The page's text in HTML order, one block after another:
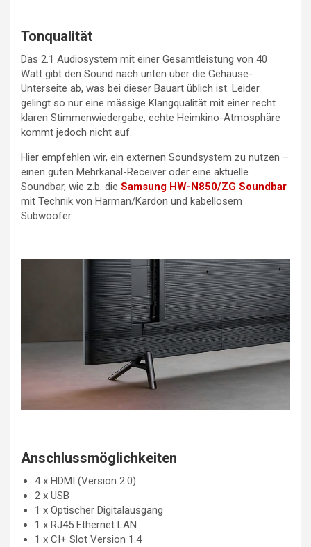
Tonqualität
Das 2.1 Audiosystem mit einer Gesamtleistung von 40
Watt gibt den Sound nach unten über die Gehäuse-
Unterseite ab, was bei dieser Bauart üblich ist. Leider
gelingt so nur eine mässige Klangqualität mit einer recht
klaren Stimmenwiedergabe, echte Heimkino-Atmosphäre
kommt jedoch nicht auf.
Hier empfehlen wir, ein externen Soundsystem zu nutzen –
einen guten Mehrkanal-Receiver oder eine aktuelle
Soundbar, wie z.b. die Samsung HW-N850/ZG Soundbar
mit Technik von Harman/Kardon und kabellosem
Subwoofer.
Anschlussmöglichkeiten
4 x HDMI (Version 2.0)
2 x USB
1 x Optischer Digitalausgang
1 x RJ45 Ethernet LAN
1 x CI+ Slot Version 1.4